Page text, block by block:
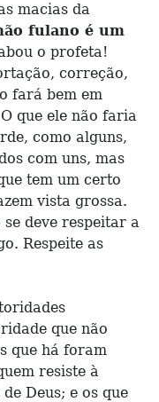
macias da
fulano é um
o profeta!
correção,
fará bem em
que ele não faria
como alguns,
com uns, mas
tem um certo
vista grossa.
deve respeitar a
Respeite as
que não
que há foram
resiste à
Deus; e os que